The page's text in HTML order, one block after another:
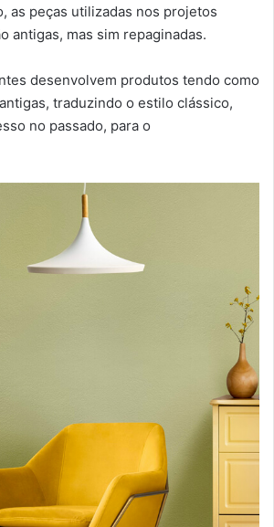
as peças utilizadas nos projetos
antigas, mas sim repaginadas.
desenvolvem produtos tendo como
traduzindo o estilo clássico,
no passado, para o